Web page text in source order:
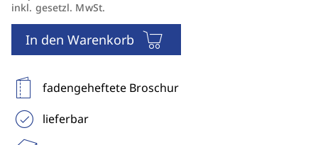
inkl. gesetzl. MwSt.
In den Warenkorb
fadengeheftete Broschur
lieferbar